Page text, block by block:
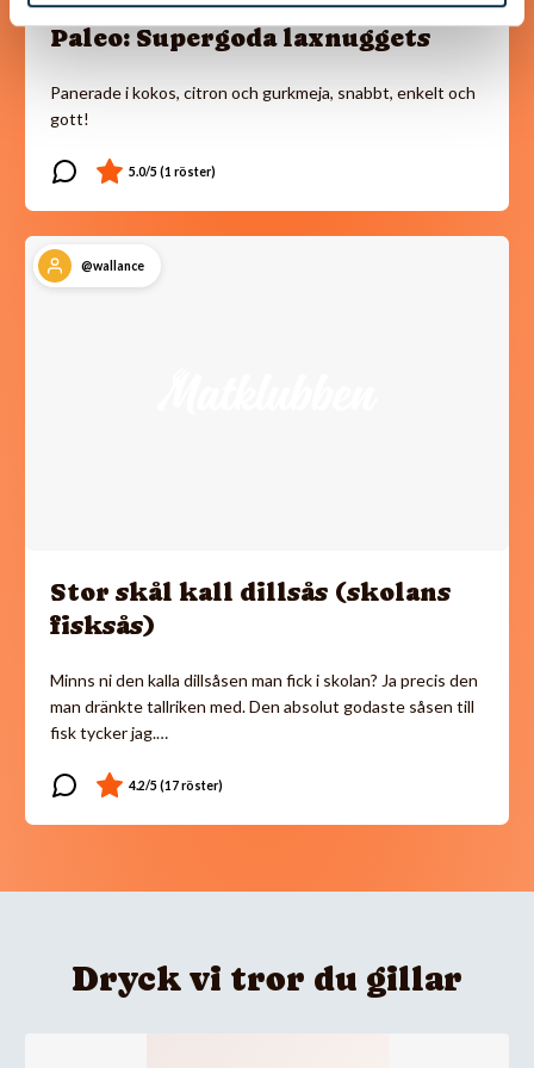
Paleo: Supergoda laxnuggets
Panerade i kokos, citron och gurkmeja, snabbt, enkelt och
gott!
@wallance
Stor skål kall dillsås (skolans
fisksås)
Minns ni den kalla dillsåsen man fick i skolan? Ja precis den
man dränkte tallriken med. Den absolut godaste såsen till
fisk tycker jag.…
Dryck vi tror du gillar